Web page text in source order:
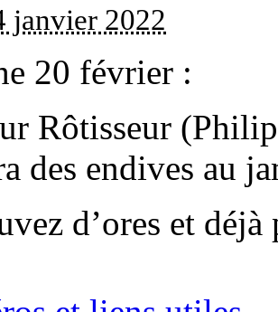
janvier 2022
20 février :
Rôtisseur
des endives au
d’ores et déjà